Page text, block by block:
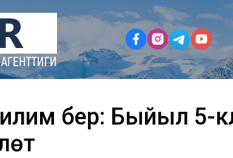
берүү: Быйыл 5-